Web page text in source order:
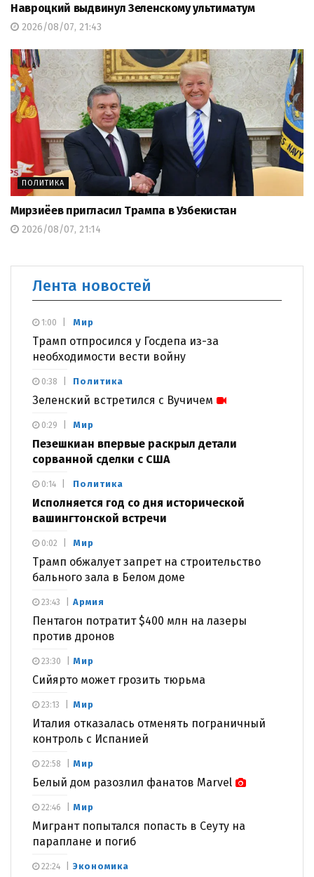
Навроцкий выдвинул Зеленскому ультиматум
2026/08/07, 21:43
ПОЛИТИКА
Мирзиёев пригласил Трампа в Узбекистан
2026/08/07, 21:14
Лента новостей
Мир
Трамп отпросился у Госдепа из-за
необходимости вести войну
1:00
Политика
Зеленский встретился с Вучичем
0:38
Мир
Пезешкиан впервые раскрыл детали
сорванной сделки с США
0:29
Политика
Исполняется год со дня исторической
вашингтонской встречи
0:14
Мир
Трамп обжалует запрет на строительство
бального зала в Белом доме
0:02
Армия
Пентагон потратит $400 млн на лазеры
против дронов
23:43
Мир
Сийярто может грозить тюрьма
23:30
Мир
Италия отказалась отменять пограничный
контроль с Испанией
23:13
Мир
Белый дом разозлил фанатов Marvel
22:58
Мир
Мигрант попытался попасть в Сеуту на
параплане и погиб
22:46
Экономика
22:24